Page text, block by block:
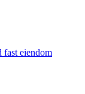
fast eiendom